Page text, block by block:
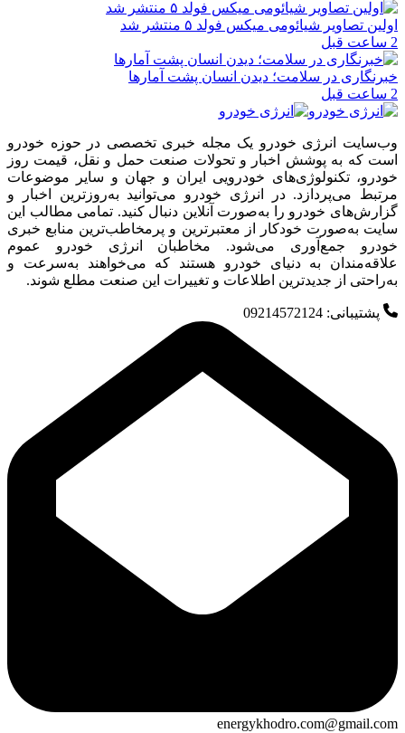
اولین تصاویر شیائومی میکس فولد ۵ منتشر شد
2 ساعت قبل
خبرنگاری در سلامت؛ دیدن انسان پشت آمارها
2 ساعت قبل
وب‌سایت انرژی خودرو یک مجله خبری تخصصی در حوزه خودرو
است که به پوشش اخبار و تحولات صنعت حمل و نقل، قیمت روز
خودرو، تکنولوژی‌های خودرویی ایران و جهان و سایر موضوعات
مرتبط می‌پردازد. در انرژی خودرو می‌توانید به‌روزترین اخبار و
گزارش‌های خودرو را به‌صورت آنلاین دنبال کنید. تمامی مطالب این
سایت به‌صورت خودکار از معتبرترین و پرمخاطب‌ترین منابع خبری
خودرو جمع‌آوری می‌شود. مخاطبان انرژی خودرو عموم
علاقه‌مندان به دنیای خودرو هستند که می‌خواهند به‌سرعت و
به‌راحتی از جدیدترین اطلاعات و تغییرات این صنعت مطلع شوند.
پشتیبانی: 09214572124
energykhodro.com@gmail.com